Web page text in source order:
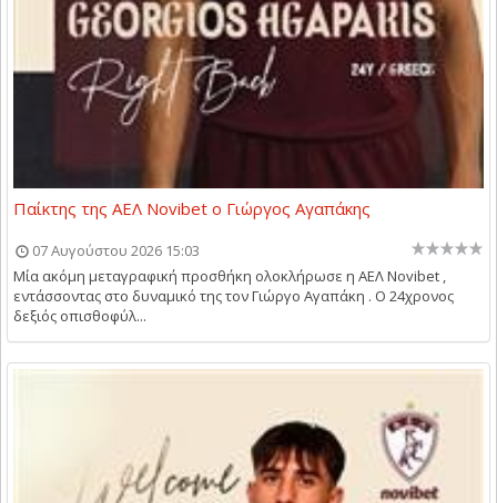
Παίκτης της ΑΕΛ Novibet ο Γιώργος Αγαπάκης
07 Αυγούστου 2026 15:03
Μία ακόμη μεταγραφική προσθήκη ολοκλήρωσε η ΑΕΛ Novibet ,
εντάσσοντας στο δυναμικό της τον Γιώργο Αγαπάκη . Ο 24χρονος
δεξιός οπισθοφύλ...